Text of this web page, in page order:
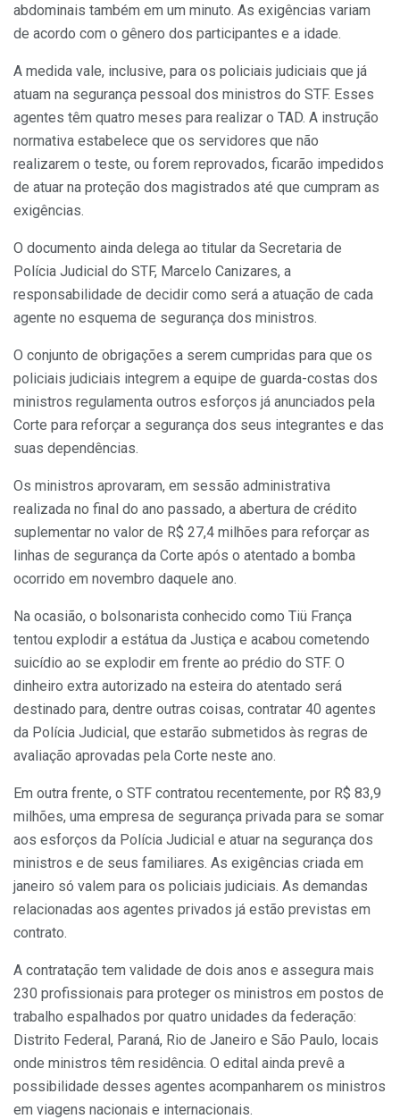
abdominais também em um minuto. As exigências variam
de acordo com o gênero dos participantes e a idade.
A medida vale, inclusive, para os policiais judiciais que já
atuam na segurança pessoal dos ministros do STF. Esses
agentes têm quatro meses para realizar o TAD. A instrução
normativa estabelece que os servidores que não
realizarem o teste, ou forem reprovados, ficarão impedidos
de atuar na proteção dos magistrados até que cumpram as
exigências.
O documento ainda delega ao titular da Secretaria de
Polícia Judicial do STF, Marcelo Canizares, a
responsabilidade de decidir como será a atuação de cada
agente no esquema de segurança dos ministros.
O conjunto de obrigações a serem cumpridas para que os
policiais judiciais integrem a equipe de guarda-costas dos
ministros regulamenta outros esforços já anunciados pela
Corte para reforçar a segurança dos seus integrantes e das
suas dependências.
Os ministros aprovaram, em sessão administrativa
realizada no final do ano passado, a abertura de crédito
suplementar no valor de R$ 27,4 milhões para reforçar as
linhas de segurança da Corte após o atentado a bomba
ocorrido em novembro daquele ano.
Na ocasião, o bolsonarista conhecido como Tiü França
tentou explodir a estátua da Justiça e acabou cometendo
suicídio ao se explodir em frente ao prédio do STF. O
dinheiro extra autorizado na esteira do atentado será
destinado para, dentre outras coisas, contratar 40 agentes
da Polícia Judicial, que estarão submetidos às regras de
avaliação aprovadas pela Corte neste ano.
Em outra frente, o STF contratou recentemente, por R$ 83,9
milhões, uma empresa de segurança privada para se somar
aos esforços da Polícia Judicial e atuar na segurança dos
ministros e de seus familiares. As exigências criada em
janeiro só valem para os policiais judiciais. As demandas
relacionadas aos agentes privados já estão previstas em
contrato.
A contratação tem validade de dois anos e assegura mais
230 profissionais para proteger os ministros em postos de
trabalho espalhados por quatro unidades da federação:
Distrito Federal, Paraná, Rio de Janeiro e São Paulo, locais
onde ministros têm residência. O edital ainda prevê a
possibilidade desses agentes acompanharem os ministros
em viagens nacionais e internacionais.